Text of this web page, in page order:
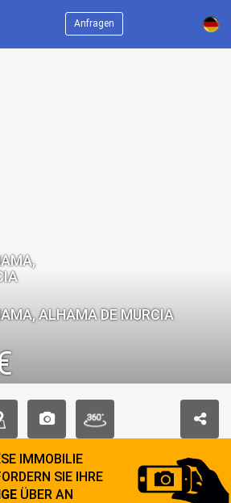
Anfragen ×
ALHAMA DE MURCIA
IMMOBILIE
SIE IHRE
ÜBER AN